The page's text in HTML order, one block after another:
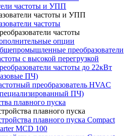
частоты и УПП
частоты и УПП
частоты
частоты
опции
преобразователи
с высокой перегрузкой
частоты до 22кВт
ПЧ)
преобразователь HVAC
ПЧ)
плавного пуска
плавного пуска
плавного пуска Compact
MCD 100